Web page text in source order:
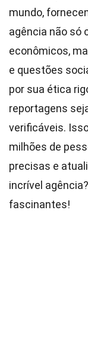
mundo,
agência não só
econômicos,
e questões
por sua ética
reportagens
verificáveis.
milhões de
precisas e
incrível
fascinantes!